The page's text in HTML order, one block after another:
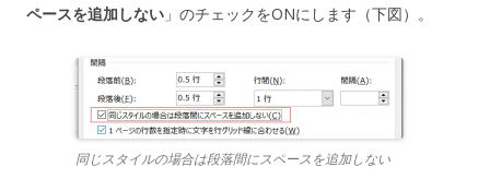
ペースを追加しない 」のチェックをONにします（下図）。
同じスタイルの場合は段落間にスペースを追加しない